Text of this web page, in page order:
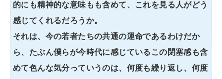
的にも精神的な意味もも含めて、これを見る人がどう
感じてくれるだろうか。
それは、今の若者たちの共通の運命であるわけだか
ら、たぶん僕らが今時代に感じているこの閉塞感も含
めて色んな気分っていうのは、何度も繰り返し、何度